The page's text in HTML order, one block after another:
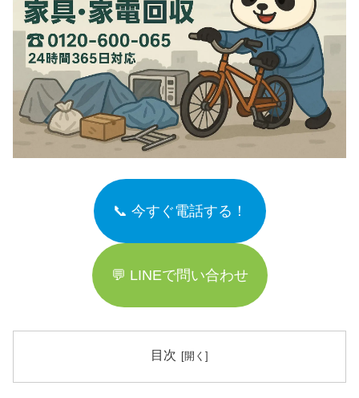
📞 今すぐ電話する！
💬 LINEで問い合わせ
目次